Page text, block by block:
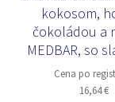
kokosom,
čokoládou a
MEDBAR, so
Cena po
16,64 €